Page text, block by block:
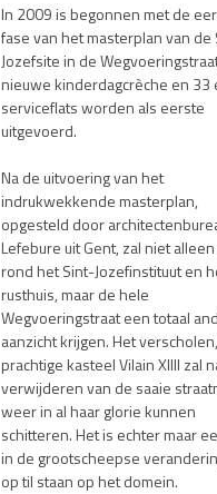
In 2009 is begonnen met de
fase van het masterplan van de
Jozefsite in de
nieuwe kinderdagcrèche en 33
serviceflats worden als eerste
uitgevoerd.
Na de uitvoering van het
indrukwekkende masterplan,
opgesteld door
Lefebure uit Gent, zal niet
rond het Sint-Jozefinstituut en
rusthuis, maar de hele
Wegvoeringstraat een totaal
aanzicht krijgen. Het
prachtige kasteel Vilain XIIII zal
verwijderen van de saaie
weer in al haar glorie kunnen
schitteren. Het is echter maar
in de grootscheepse
op til staan op het domein.